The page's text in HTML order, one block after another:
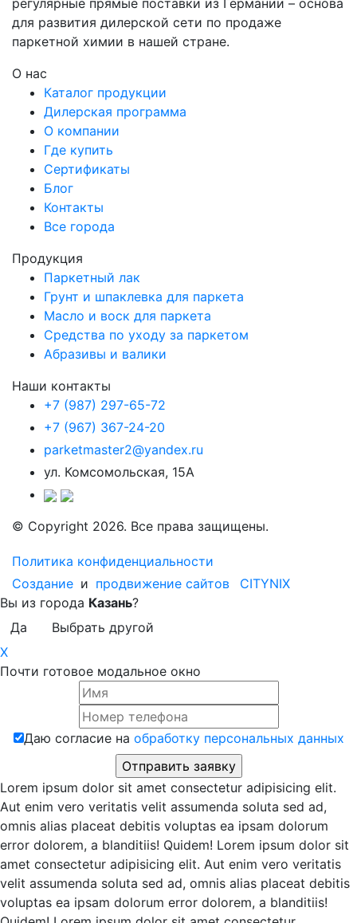
регулярные прямые поставки из Германии – основа
для развития дилерской сети по продаже
паркетной химии в нашей стране.
О нас
Каталог продукции
Дилерская программа
О компании
Где купить
Сертификаты
Блог
Контакты
Все города
Продукция
Паркетный лак
Грунт и шпаклевка для паркета
Масло и воск для паркета
Средства по уходу за паркетом
Абразивы и валики
Наши контакты
+7 (987) 297-65-72
+7 (967) 367-24-20
parketmaster2@yandex.ru
ул. Комсомольская, 15А
© Copyright 2026. Все права защищены.
Политика конфиденциальности
Создание и продвижение сайтов
CITYNIX
Вы из города Казань?
Да
Выбрать другой
X
Почти готовое модальное окно
Даю согласие на обработку персональных данных
Lorem ipsum dolor sit amet consectetur adipisicing elit.
Aut enim vero veritatis velit assumenda soluta sed ad,
omnis alias placeat debitis voluptas ea ipsam dolorum
error dolorem, a blanditiis! Quidem! Lorem ipsum dolor sit
amet consectetur adipisicing elit. Aut enim vero veritatis
velit assumenda soluta sed ad, omnis alias placeat debitis
voluptas ea ipsam dolorum error dolorem, a blanditiis!